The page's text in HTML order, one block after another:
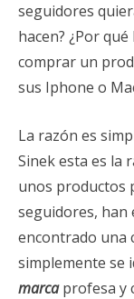
seguidores
hacen? ¿Por
comprar un
sus Iphone o
La razón es
Sinek esta es la
unos productos
seguidores, han
encontrado una
simplemente se
marca profesa y